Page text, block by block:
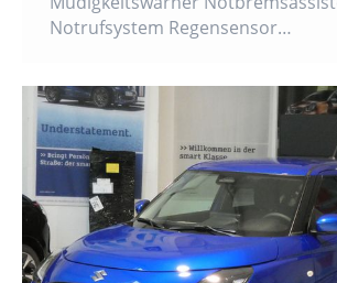
Notrufsystem Regensensor…